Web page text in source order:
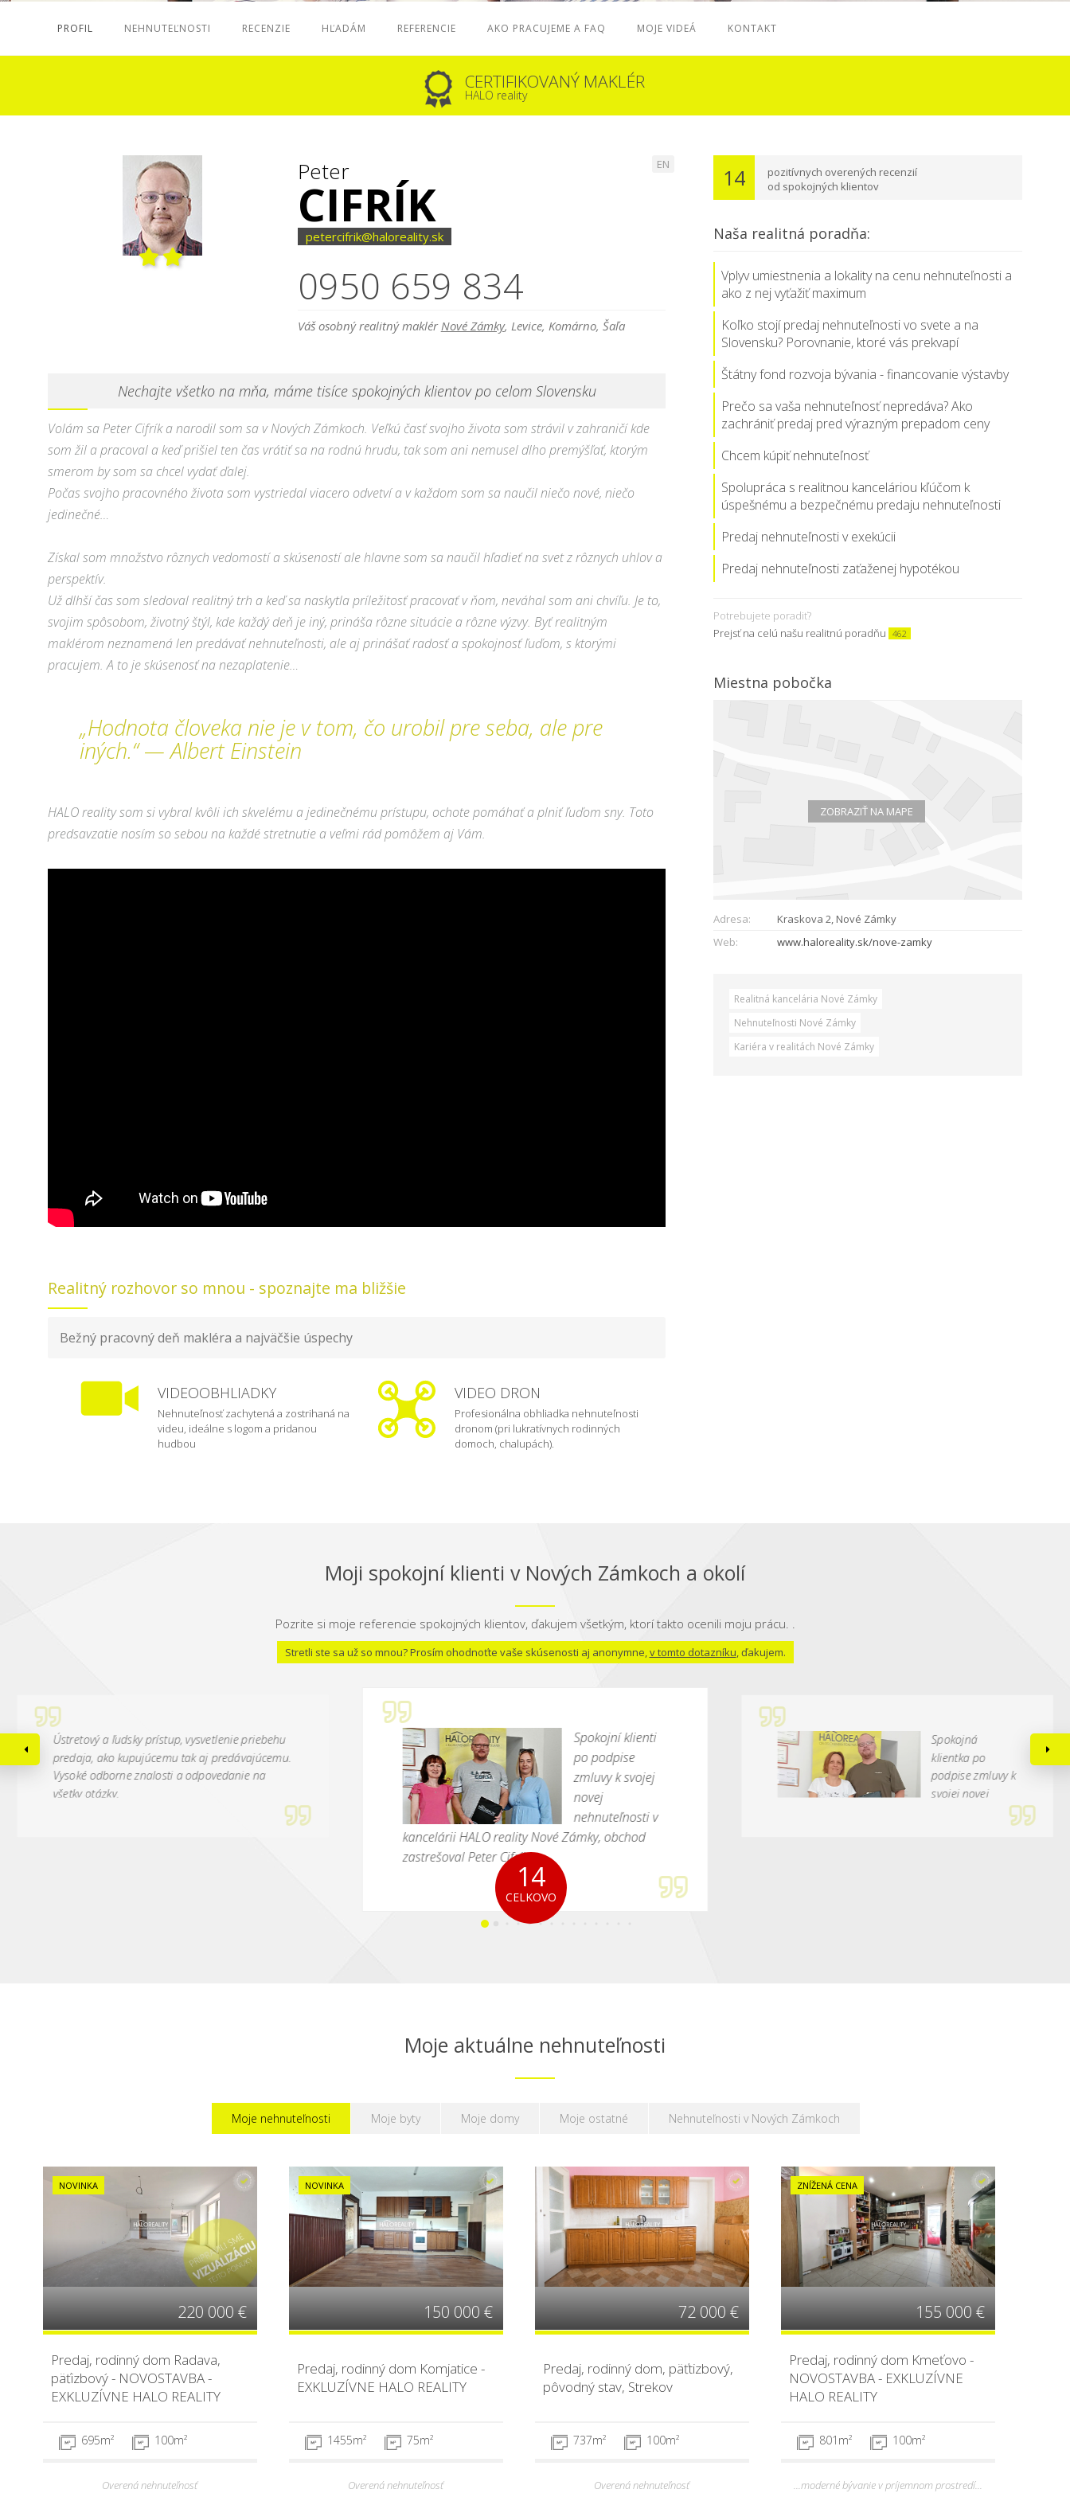
PROFIL NEHNUTEĽNOSTI RECENZIE HĽADÁM REFERENCIE AKO PRACUJEME A FAQ MOJE VIDEÁ KONTAKT
CERTIFIKOVANÝ MAKLÉR
HALO reality
Peter
CIFRÍK
petercifrik@haloreality.sk
0950 659 834
Váš osobný realitný maklérNové Zámky, Levice, Komárno, Šaľa
EN
Nechajte všetko na mňa, máme tisíce spokojných klientov po celom Slovensku
Volám sa Peter Cifrík a narodil som sa v Nových Zámkoch. Veľkú časť svojho života som strávil v zahraničí kde
som žil a pracoval a keď prišiel ten čas vrátiť sa na rodnú hrudu, tak som ani nemusel dlho premýšľať, ktorým
smerom by som sa chcel vydať ďalej.
Počas svojho pracovného života som vystriedal viacero odvetví a v každom som sa naučil niečo nové, niečo
jedinečné…
Získal som množstvo rôznych vedomostí a skúseností ale hlavne som sa naučil hľadieť na svet z rôznych uhlov a
perspektív.
Už dlhší čas som sledoval realitný trh a keď sa naskytla príležitosť pracovať v ňom, neváhal som ani chvíľu. Je to,
svojim spôsobom, životný štýl, kde každý deň je iný, prináša rôzne situácie a rôzne výzvy. Byť realitným
maklérom neznamená len predávať nehnuteľnosti, ale aj prinášať radosť a spokojnosť ľuďom, s ktorými
pracujem. A to je skúsenosť na nezaplatenie…
„Hodnota človeka nie je v tom, čo urobil pre seba, ale pre
iných.“ — Albert Einstein
HALO reality som si vybral kvôli ich skvelému a jedinečnému prístupu, ochote pomáhať a plniť ľuďom sny. Toto
predsavzatie nosím so sebou na každé stretnutie a veľmi rád pomôžem aj Vám.
Realitný rozhovor so mnou - spoznajte ma bližšie
Bežný pracovný deň makléra a najväčšie úspechy
VIDEOOBHLIADKY
Nehnuteľnosť zachytená a zostrihaná na
videu, ideálne s logom a pridanou
hudbou
VIDEO DRON
Profesionálna obhliadka nehnuteľnosti
dronom (pri lukratívnych rodinných
domoch, chalupách).
14
pozitívnych overených recenzií
od spokojných klientov
Naša realitná poradňa:
Vplyv umiestnenia a lokality na cenu nehnuteľnosti a
ako z nej vyťažiť maximum
Koľko stojí predaj nehnuteľnosti vo svete a na
Slovensku? Porovnanie, ktoré vás prekvapí
Štátny fond rozvoja bývania - financovanie výstavby
Prečo sa vaša nehnuteľnosť nepredáva? Ako
zachrániť predaj pred výrazným prepadom ceny
Chcem kúpiť nehnuteľnosť
Spolupráca s realitnou kanceláriou kľúčom k
úspešnému a bezpečnému predaju nehnuteľnosti
Predaj nehnuteľnosti v exekúcii
Predaj nehnuteľnosti zaťaženej hypotékou
Potrebujete poradiť?
Prejsť na celú našu realitnú poradňu 462
Miestna pobočka
ZOBRAZIŤ NA MAPE
Adresa:
Kraskova 2, Nové Zámky
Web:
www.haloreality.sk/nove-zamky
Realitná kancelária Nové Zámky
Nehnuteľnosti Nové Zámky
Kariéra v realitách Nové Zámky
Moji spokojní klienti v Nových Zámkoch a okolí
Pozrite si moje referencie spokojných klientov, ďakujem všetkým, ktorí takto ocenili moju prácu. .
Stretli ste sa už so mnou? Prosím ohodnoťte vaše skúsenosti aj anonymne,v tomto dotazníku, ďakujem.
Ústretový a ľudsky prístup, vysvetlenie priebehu
predaja, ako kupujúcemu tak aj predávajúcemu.
Vysoké odborne znalosti a odpovedanie na
všetky otázky.
Spokojní klienti
po podpise
zmluvy k svojej
novej
nehnuteľnosti v
kancelárii HALO reality Nové Zámky, obchod
zastrešoval Peter Cifrík.
Spokojná
klientka po
podpise zmluvy k
svojej novej
14
CELKOVO
Moje aktuálne nehnuteľnosti
Moje nehnuteľnosti Moje byty Moje domy Moje ostatné Nehnuteľnosti v Nových Zámkoch
NOVINKA
220 000 €
Predaj, rodinný dom Radava,
päťizbový - NOVOSTAVBA -
EXKLUZÍVNE HALO REALITY
695m² 100m²
Overená nehnuteľnosť
NOVINKA
150 000 €
Predaj, rodinný dom Komjatice -
EXKLUZÍVNE HALO REALITY
1455m² 75m²
Overená nehnuteľnosť
72 000 €
Predaj, rodinný dom, päťtizbový,
pôvodný stav, Strekov
737m² 100m²
Overená nehnuteľnosť
ZNÍŽENÁ CENA
155 000 €
Predaj, rodinný dom Kmeťovo -
NOVOSTAVBA - EXKLUZÍVNE
HALO REALITY
801m² 100m²
...moderné bývanie v príjemnom prostredí...